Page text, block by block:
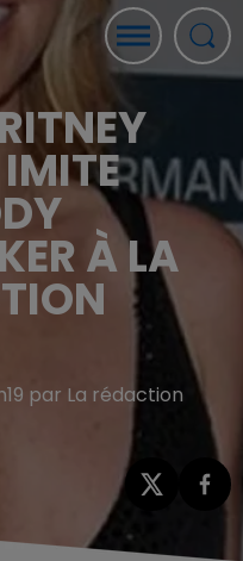
À LA
par La rédaction